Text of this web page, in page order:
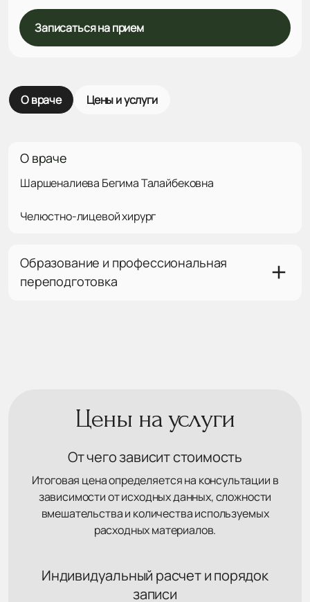
Записаться на прием
О враче Цены и услуги
О враче
Шаршеналиева Бегима Талайбековна
Челюстно-лицевой хирург
Образование и профессиональная
переподготовка
Цены на услуги
От чего зависит стоимость
Итоговая цена определяется на консультации в
зависимости от исходных данных, сложности
вмешательства и количества используемых
расходных материалов.
Индивидуальный расчет и порядок
записи